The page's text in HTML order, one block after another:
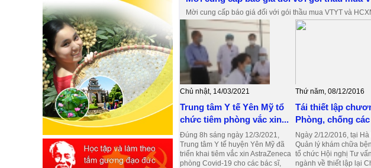
Mời cung cấp báo giá đối với gói thầu mua VTYT và
Chủ nhật, 14/03/2021
Trung tâm Y tế Yên Mỹ tổ
chức tiêm phòng vắc xin...
Đúng 8h sáng ngày 12/3/2021,
Trung tâm Y tế huyện Yên Mỹ đã
triển khai tiêm vắc xin AstraZeneca
phòng Covid-19 cho các bác sĩ,
Thứ năm, 08/12/2016
Tái thiết lập
Phòng, chống
Ngày 2/12/2016, tại
Quản lý khám chữa
tổ chức Hội nghị Tư
ngành về thiết lập lại